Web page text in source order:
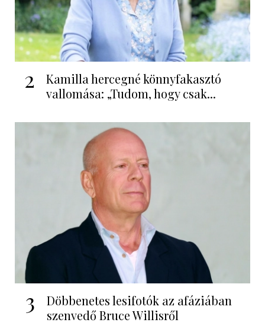
2
Kamilla hercegné könnyfakasztó
vallomása: „Tudom, hogy csak...
3
Döbbenetes lesifotók az afáziában
szenvedő Bruce Willisről